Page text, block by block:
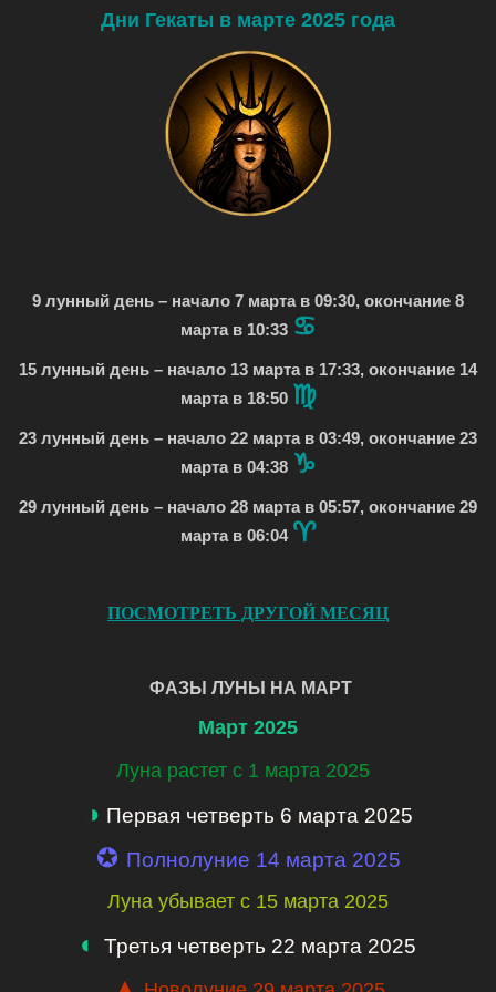
Дни Гекаты в марте 2025 года
9 лунный день – начало 7 марта в 09:30, окончание 8
марта в 10:33 ♋
15 лунный день – начало 13 марта в 17:33, окончание 14
марта в 18:50 ♍
23 лунный день – начало 22 марта в 03:49, окончание 23
марта в 04:38 ♑
29 лунный день – начало 28 марта в 05:57, окончание 29
марта в 06:04 ♈
ПОСМОТРЕТЬ ДРУГОЙ МЕСЯЦ
ФАЗЫ ЛУНЫ НА МАРТ
Март 2025
Луна растет с 1 марта 2025
◑ Первая четверть 6 марта 2025
✪ Полнолуние 14 марта 2025
Луна убывает с 15 марта 2025
◐ Третья четверть 22 марта 2025